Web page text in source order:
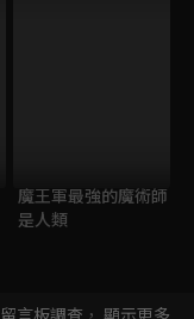
魔王軍最強的魔術師
是人類
留言板調查 ， 顯示更多